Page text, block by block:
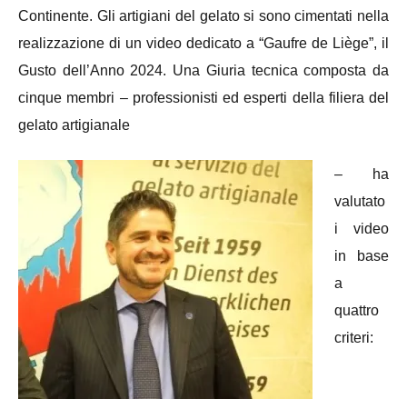
Continente. Gli artigiani del gelato si sono cimentati nella
realizzazione di un video dedicato a “Gaufre de Liège”, il
Gusto dell’Anno 2024. Una Giuria tecnica composta da
cinque membri – professionisti ed esperti della filiera del
gelato artigianale
– ha
valutato
i video
in base
a
quattro
criteri: